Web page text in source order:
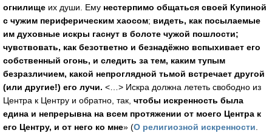
огнилище их души. Ему нестерпимо общаться своей Купиной
с чужим периферическим хаосом; видеть, как посылаемые
им духовные искры гаснут в болоте чужой пошлости;
чувствовать, как безответно и безнадёжно вспыхивает его
собственный огонь, и следить за тем, каким тупым
безразличием, какой непроглядной тьмой встречает другой
(или другие!) его лучи. <…> Искра должна лететь свободно из
Центра к Центру и обратно, так, чтобы искренность была
едина и непрерывна на всем протяжении от моего Центра к
его Центру, и от него ко мне» (О религиозной искренности